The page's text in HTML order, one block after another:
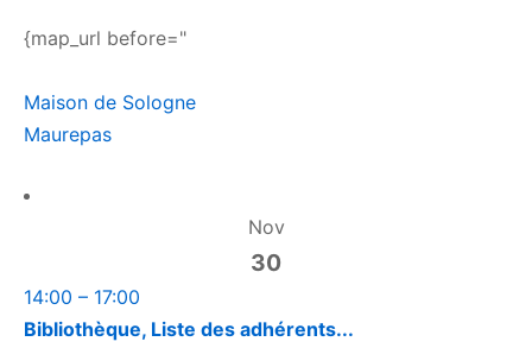
{map_url before="
Maison de Sologne
Maurepas
Nov
30
14:00 – 17:00
Bibliothèque, Liste des adhérents...